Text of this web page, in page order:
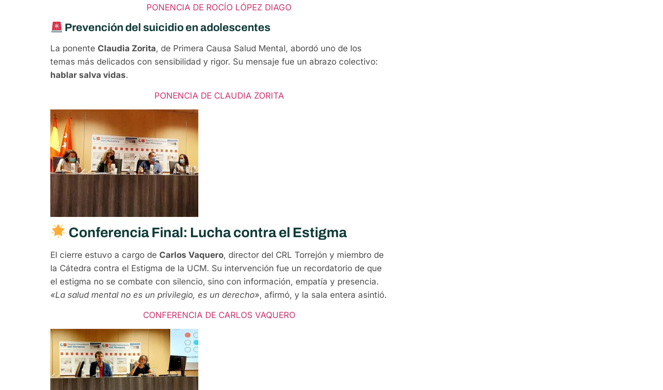
PONENCIA DE ROCÍO LÓPEZ DIAGO
Prevención del suicidio en adolescentes
La ponente Claudia Zorita, de Primera Causa Salud Mental, abordó uno de los
temas más delicados con sensibilidad y rigor. Su mensaje fue un abrazo colectivo:
hablar salva vidas.
PONENCIA DE CLAUDIA ZORITA
Conferencia Final: Lucha contra el Estigma
El cierre estuvo a cargo de Carlos Vaquero, director del CRL Torrejón y miembro de
la Cátedra contra el Estigma de la UCM. Su intervención fue un recordatorio de que
el estigma no se combate con silencio, sino con información, empatía y presencia.
«La salud mental no es un privilegio, es un derecho», afirmó, y la sala entera asintió.
CONFERENCIA DE CARLOS VAQUERO